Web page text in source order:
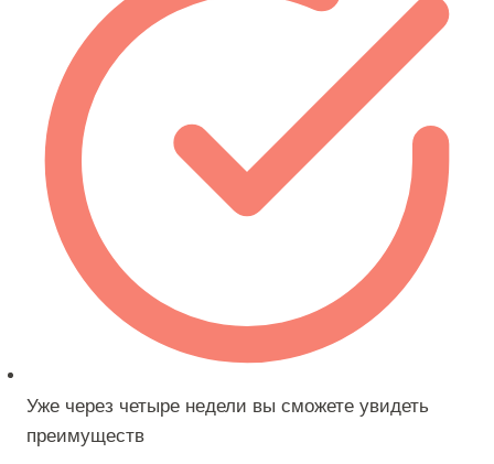
Уже через четыре недели вы сможете увидеть
преимуществ